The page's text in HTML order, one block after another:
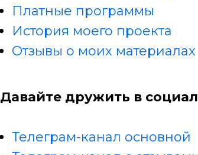
Платные программы
История моего проекта
Отзывы о моих материалах
Давайте дружить в
Телеграм-канал основной